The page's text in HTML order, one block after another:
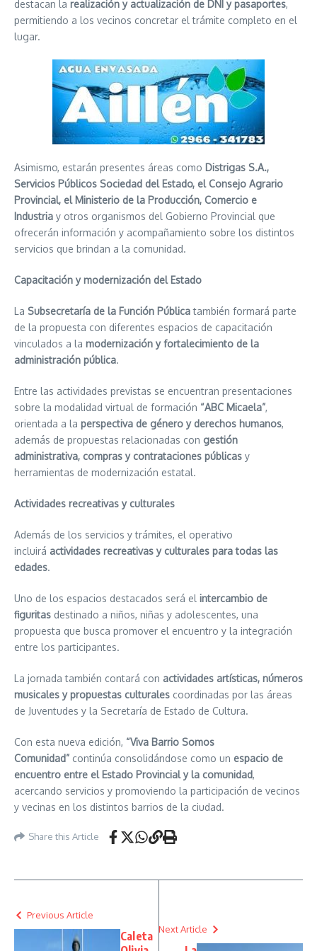
destacan la realización y actualización de DNI y pasaportes,
permitiendo a los vecinos concretar el trámite completo en el
lugar.
Asimismo, estarán presentes áreas como Distrigas S.A.,
Servicios Públicos Sociedad del Estado, el Consejo Agrario
Provincial, el Ministerio de la Producción, Comercio e
Industria y otros organismos del Gobierno Provincial que
ofrecerán información y acompañamiento sobre los distintos
servicios que brindan a la comunidad.
Capacitación y modernización del Estado
La Subsecretaría de la Función Públicatambién formará parte
de la propuesta con diferentes espacios de capacitación
vinculados a la modernización y fortalecimiento de la
administración pública.
Entre las actividades previstas se encuentran presentaciones
sobre la modalidad virtual de formación “ABC Micaela”,
orientada a la perspectiva de género y derechos humanos,
además de propuestas relacionadas con gestión
administrativa, compras y contrataciones públicas y
herramientas de modernización estatal.
Actividades recreativas y culturales
Además de los servicios y trámites, el operativo
incluirá actividades recreativas y culturales para todas las
edades.
Uno de los espacios destacados será el intercambio de
figuritas destinado a niños, niñas y adolescentes, una
propuesta que busca promover el encuentro y la integración
entre los participantes.
La jornada también contará con actividades artísticas, números
musicales y propuestas culturales coordinadas por las áreas
de Juventudes y la Secretaría de Estado de Cultura.
Con esta nueva edición, “Viva Barrio Somos
Comunidad” continúa consolidándose como un espacio de
encuentro entre el Estado Provincial y la comunidad,
acercando servicios y promoviendo la participación de vecinos
y vecinas en los distintos barrios de la ciudad.
Share this Article
Previous Article
Caleta Next Article